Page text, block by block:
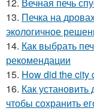
12. Вечная печь
13. Печка на
экологичное
14. Как выбрать
рекомендации
15. How did the city
16. Как
чтобы сохранить